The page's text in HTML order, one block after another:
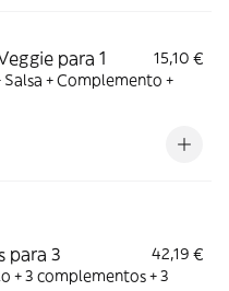
para 1
15,10 €
Salsa + Complemento +
para 3
42,19 €
+ 3 complementos + 3